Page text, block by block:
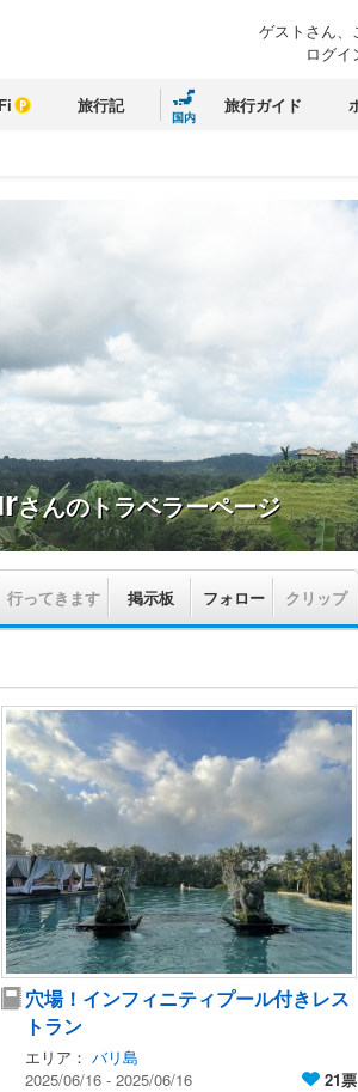
ゲストさん、
ログイ
旅行記
国内
旅行ガイド
さんのトラベラーページ
行ってきます 掲示板 フォロー クリップ
穴場！インフィニティプール付きレス
トラン
エリア： バリ島
2025/06/16 - 2025/06/16
21票